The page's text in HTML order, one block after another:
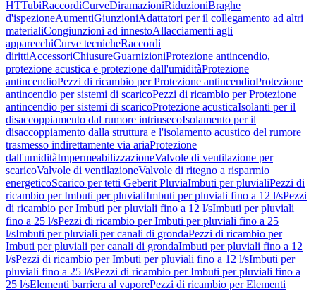
HTTubiRaccordiCurveDiramazioniRiduzioniBraghe
d'ispezioneAumentiGiunzioniAdattatori per il collegamento ad altri
materialiCongiunzioni ad innestoAllacciamenti agli
apparecchiCurve tecnicheRaccordi
dirittiAccessoriChiusureGuarnizioniProtezione antincendio,
protezione acustica e protezione dall'umiditàProtezione
antincendioPezzi di ricambio per Protezione antincendioProtezione
antincendio per sistemi di scaricoPezzi di ricambio per Protezione
antincendio per sistemi di scaricoProtezione acusticaIsolanti per il
disaccoppiamento dal rumore intrinsecoIsolamento per il
disaccoppiamento dalla struttura e l'isolamento acustico del rumore
trasmesso indirettamente via ariaProtezione
dall'umiditàImpermeabilizzazioneValvole di ventilazione per
scaricoValvole di ventilazioneValvole di ritegno a risparmio
energeticoScarico per tetti Geberit PluviaImbuti per pluvialiPezzi di
ricambio per Imbuti per pluvialiImbuti per pluviali fino a 12 l/sPezzi
di ricambio per Imbuti per pluviali fino a 12 l/sImbuti per pluviali
fino a 25 l/sPezzi di ricambio per Imbuti per pluviali fino a 25
l/sImbuti per pluviali per canali di grondaPezzi di ricambio per
Imbuti per pluviali per canali di grondaImbuti per pluviali fino a 12
l/sPezzi di ricambio per Imbuti per pluviali fino a 12 l/sImbuti per
pluviali fino a 25 l/sPezzi di ricambio per Imbuti per pluviali fino a
25 l/sElementi barriera al vaporePezzi di ricambio per Elementi